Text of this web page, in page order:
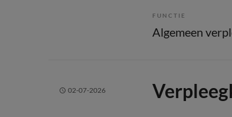
FUNCTIE
Algemeen
02-07-2026